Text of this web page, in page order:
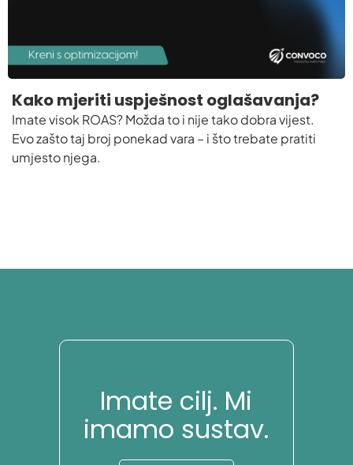
Kako mjeriti uspješnost oglašavanja?
Imate visok ROAS? Možda to i nije tako dobra vijest.
Evo zašto taj broj ponekad vara – i što trebate pratiti
umjesto njega.
Imate cilj. Mi
imamo sustav.